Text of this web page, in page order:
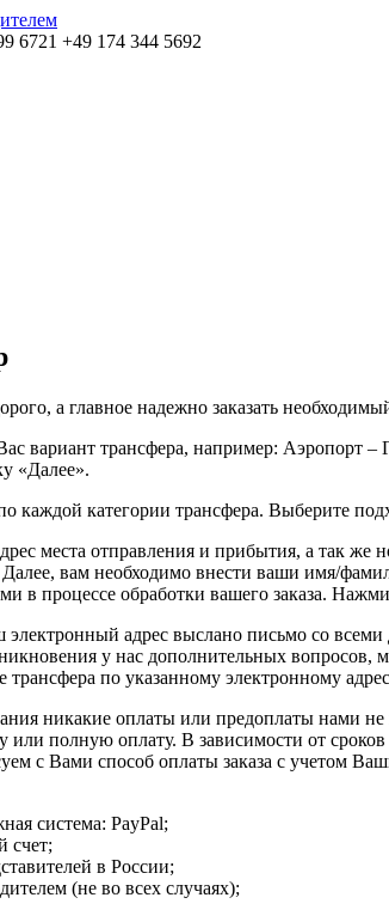
6721 +49 174 344 5692
а главное надежно заказать
вариант трансфера, например: Аэропорт –
«Далее».
каждой категории трансфера. Выберите
места отправления и прибытия, а так же
Далее, вам необходимо внести ваши имя/
в процессе обработки вашего заказа.
адрес выслано письмо со всеми
у нас дополнительных
по указанному электронному
никакие оплаты или предоплаты нами
или полную оплату. В зависимости от
с Вами способ оплаты заказа с учетом
система: PayPal;
счет;
в России;
(не во всех случаях);